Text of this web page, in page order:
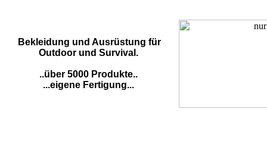
Bekleidung und Ausrüstung für
Outdoor und Survival.
..über 5000 Produkte..
...eigene Fertigung...